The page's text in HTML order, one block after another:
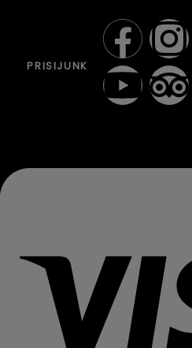
PRISIJUNK